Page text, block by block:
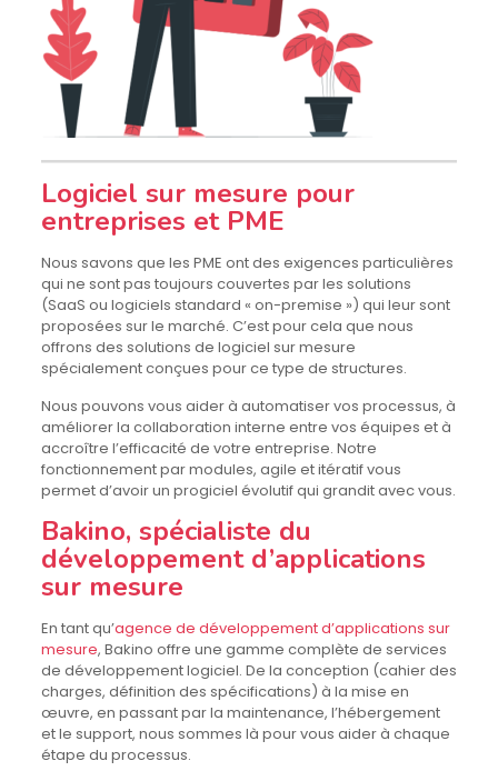
Logiciel sur mesure pour
entreprises et PME
Nous savons que les PME ont des exigences particulières
qui ne sont pas toujours couvertes par les solutions
(SaaS ou logiciels standard « on-premise ») qui leur sont
proposées sur le marché. C’est pour cela que nous
offrons des solutions de logiciel sur mesure
spécialement conçues pour ce type de structures.
Nous pouvons vous aider à automatiser vos processus, à
améliorer la collaboration interne entre vos équipes et à
accroître l’efficacité de votre entreprise. Notre
fonctionnement par modules, agile et itératif vous
permet d’avoir un progiciel évolutif qui grandit avec vous.
Bakino, spécialiste du
développement d’applications
sur mesure
En tant qu’agence de développement d’applications sur
mesure, Bakino offre une gamme complète de services
de développement logiciel. De la conception (cahier des
charges, définition des spécifications) à la mise en
œuvre, en passant par la maintenance, l’hébergement
et le support, nous sommes là pour vous aider à chaque
étape du processus.